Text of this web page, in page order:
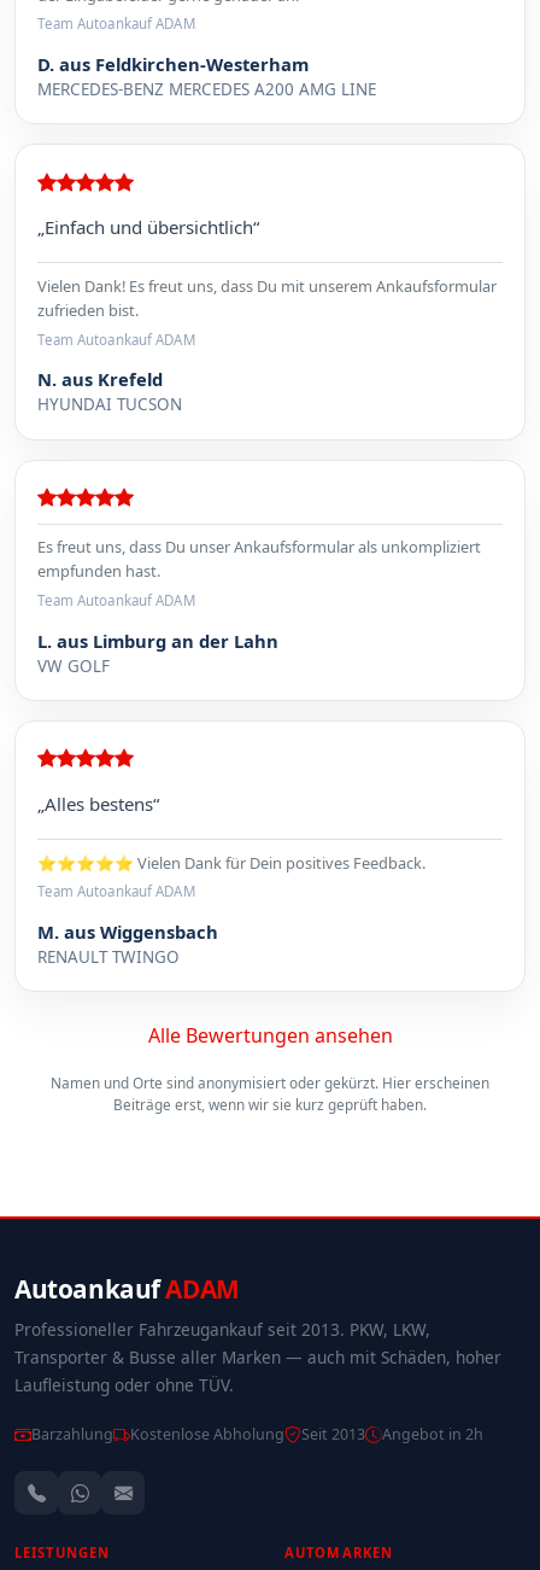
Team Autoankauf ADAM
D. aus Feldkirchen-Westerham
MERCEDES-BENZ MERCEDES A200 AMG LINE
„Einfach und übersichtlich“
Vielen Dank! Es freut uns, dass Du mit unserem Ankaufsformular
zufrieden bist.
Team Autoankauf ADAM
N. aus Krefeld
HYUNDAI TUCSON
Es freut uns, dass Du unser Ankaufsformular als unkompliziert
empfunden hast.
Team Autoankauf ADAM
L. aus Limburg an der Lahn
VW GOLF
„Alles bestens“
⭐⭐⭐⭐⭐ Vielen Dank für Dein positives Feedback.
Team Autoankauf ADAM
M. aus Wiggensbach
RENAULT TWINGO
Alle Bewertungen ansehen
Namen und Orte sind anonymisiert oder gekürzt. Hier erscheinen
Beiträge erst, wenn wir sie kurz geprüft haben.
AutoankaufADAM
Professioneller Fahrzeugankauf seit 2013. PKW, LKW,
Transporter & Busse aller Marken — auch mit Schäden, hoher
Laufleistung oder ohne TÜV.
Barzahlung Kostenlose Abholung Seit 2013 Angebot in 2h
LEISTUNGEN AUTOMARKEN